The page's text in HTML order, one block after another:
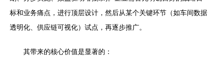
标和业务痛点，进行顶层设计，然后从某个关键环节（如车间数据
透明化、供应链可视化）试点，再逐步推广。
其带来的核心价值是显著的：